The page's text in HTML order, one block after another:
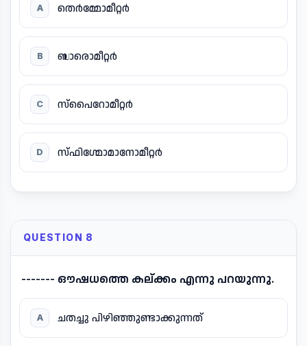
A തെർമ്മോമീറ്റർ
B ബാരൊമീറ്റർ
C സ്പൈറോമീറ്റർ
D സ്ഫിഗ്മോമാനോമീറ്റർ
QUESTION 8
------- ഔഷധത്തെ കല്ക്കം എന്നു പറയുന്നു.
A ചതച്ചു പിഴിഞ്ഞുണ്ടാക്കുന്നത്